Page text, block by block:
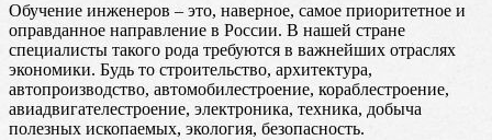
Обучение инженеров – это, наверное, самое приоритетное и
оправданное направление в России. В нашей стране
специалисты такого рода требуются в важнейших отраслях
экономики. Будь то строительство, архитектура,
автопроизводство, автомобилестроение, кораблестроение,
авиадвигателестроение, электроника, техника, добыча
полезных ископаемых, экология, безопасность.